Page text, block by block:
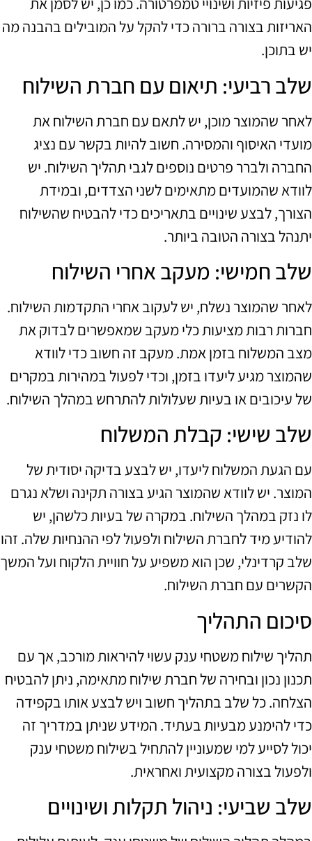
האריזות בצורה ברורה כדי להקל על המובילים בהבנה מה
יש בתוכן.
שלב רביעי: תיאום עם חברת השילוח
לאחר שהמוצר מוכן, יש לתאם עם חברת השילוח את
מועדי האיסוף והמסירה. חשוב להיות בקשר עם נציג
החברה ולברר פרטים נוספים לגבי תהליך השילוח. יש
לוודא שהמועדים מתאימים לשני הצדדים, ובמידת
הצורך, לבצע שינויים בתאריכים כדי להבטיח שהשילוח
יתנהל בצורה הטובה ביותר.
שלב חמישי: מעקב אחרי השילוח
לאחר שהמוצר נשלח, יש לעקוב אחרי התקדמות השילוח.
חברות רבות מציעות כלי מעקב שמאפשרים לבדוק את
מצב המשלוח בזמן אמת. מעקב זה חשוב כדי לוודא
שהמוצר מגיע ליעדו בזמן, וכדי לפעול במהירות במקרים
של עיכובים או בעיות שעלולות להתרחש במהלך השילוח.
שלב שישי: קבלת המשלוח
עם הגעת המשלוח ליעדו, יש לבצע בדיקה יסודית של
המוצר. יש לוודא שהמוצר הגיע בצורה תקינה ושלא נגרם
לו נזק במהלך השילוח. במקרה של בעיות כלשהן, יש
להודיע מיד לחברת השילוח ולפעול לפי ההנחיות שלה. זהו
שלב קרדינלי, שכן הוא משפיע על חוויית הלקוח ועל המשך
הקשרים עם חברת השילוח.
סיכום התהליך
תהליך שילוח משטחי ענק עשוי להיראות מורכב, אך עם
תכנון נכון ובחירה של חברת שילוח מתאימה, ניתן להבטיח
הצלחה. כל שלב בתהליך חשוב ויש לבצע אותו בקפידה
כדי להימנע מבעיות בעתיד. המידע שניתן במדריך זה
יכול לסייע למי שמעוניין להתחיל בשילוח משטחי ענק
ולפעול בצורה מקצועית ואחראית.
שלב שביעי: ניהול תקלות ושינויים